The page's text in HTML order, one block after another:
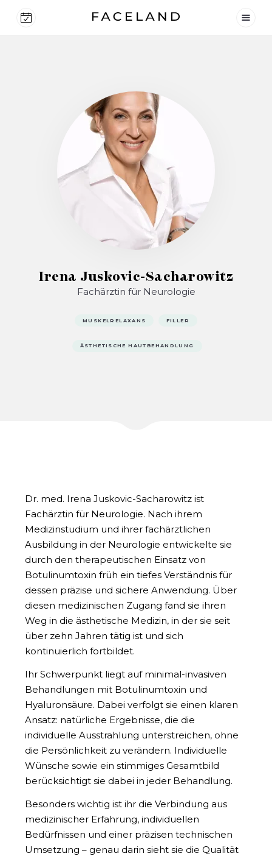
Irena Juskovic-Sacharowitz
Fachärztin für Neurologie
MUSKELRELAXANS FILLER
ÄSTHETISCHE HAUTBEHANDLUNG
Dr. med. Irena Juskovic-Sacharowitz ist
Fachärztin für Neurologie. Nach ihrem
Medizinstudium und ihrer fachärztlichen
Ausbildung in der Neurologie entwickelte sie
durch den therapeutischen Einsatz von
Botulinumtoxin früh ein tiefes Verständnis für
dessen präzise und sichere Anwendung. Über
diesen medizinischen Zugang fand sie ihren
Weg in die ästhetische Medizin, in der sie seit
über zehn Jahren tätig ist und sich
kontinuierlich fortbildet.
Ihr Schwerpunkt liegt auf minimal-invasiven
Behandlungen mit Botulinumtoxin und
Hyaluronsäure. Dabei verfolgt sie einen klaren
Ansatz: natürliche Ergebnisse, die die
individuelle Ausstrahlung unterstreichen, ohne
die Persönlichkeit zu verändern. Individuelle
Wünsche sowie ein stimmiges Gesamtbild
berücksichtigt sie dabei in jeder Behandlung.
Besonders wichtig ist ihr die Verbindung aus
medizinischer Erfahrung, individuellen
Bedürfnissen und einer präzisen technischen
Umsetzung – genau darin sieht sie die Qualität